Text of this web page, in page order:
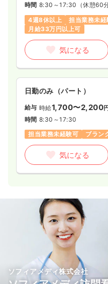
時間 8:30～17:30 （休憩60
4週8休以上
担当業務未経
月給33万円以上可
気になる
日勤のみ（パート）
給与 時給1,700〜2,200
時間 8:30～17:30
担当業務未経験可
ブラン
気になる
ソフィアメディ株式会社